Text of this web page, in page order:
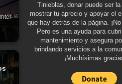
Tinieblas, donar puede ser
mostrar tu aprecio y apoyar el
que hay detrás de la página.
Pero es una ayuda para
mantenimiento y asegura
brindando servicios a la
¡Muchísimas